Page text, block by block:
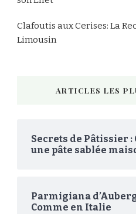
Clafoutis aux Cerises: La
Limousin
ARTICLES LES
Secrets de Pâtissier
une pâte sablée
Parmigiana
Comme en Italie